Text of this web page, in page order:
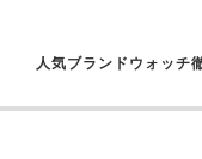
人気ブランドウォッチ